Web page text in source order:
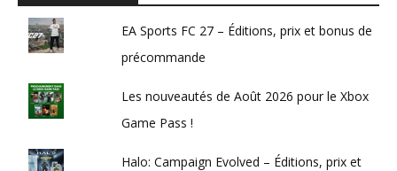
EA Sports FC 27 – Éditions, prix et bonus de
précommande
Les nouveautés de Août 2026 pour le Xbox
Game Pass !
Halo: Campaign Evolved – Éditions, prix et